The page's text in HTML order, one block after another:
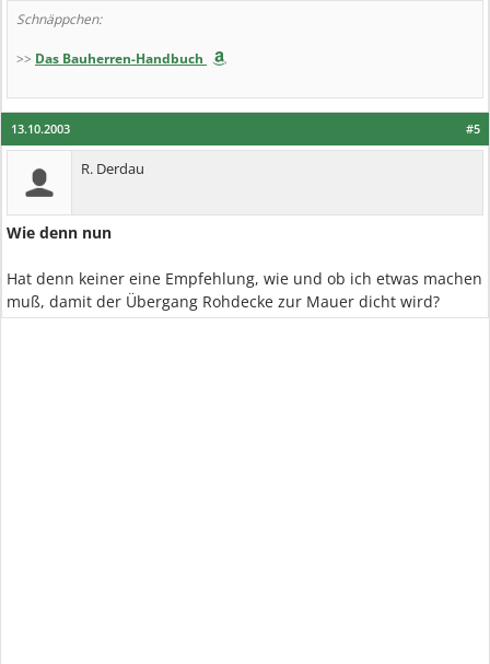
Schnäppchen:
>> Das Bauherren-Handbuch
#5
13.10.2003
R. Derdau
Wie denn nun
Hat denn keiner eine Empfehlung, wie und ob ich etwas machen
muß, damit der Übergang Rohdecke zur Mauer dicht wird?